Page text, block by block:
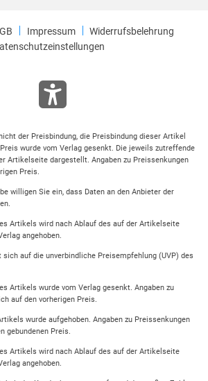
Impressum
Widerrufsbelehrung
der Preisbindung, die Preisbindung dieser Artikel
wurde vom Verlag gesenkt. Die jeweils zutreffende
Artikelseite dargestellt. Angaben zu Preissenkungen
Preis.
willigen Sie ein, dass Daten an den Anbieter der
Artikels wird nach Ablauf des auf der Artikelseite
angehoben.
sich auf die unverbindliche Preisempfehlung (UVP) des
Artikels wurde vom Verlag gesenkt. Angaben zu
auf den vorherigen Preis.
wurde aufgehoben. Angaben zu Preissenkungen
gebundenen Preis.
Artikels wird nach Ablauf des auf der Artikelseite
angehoben.